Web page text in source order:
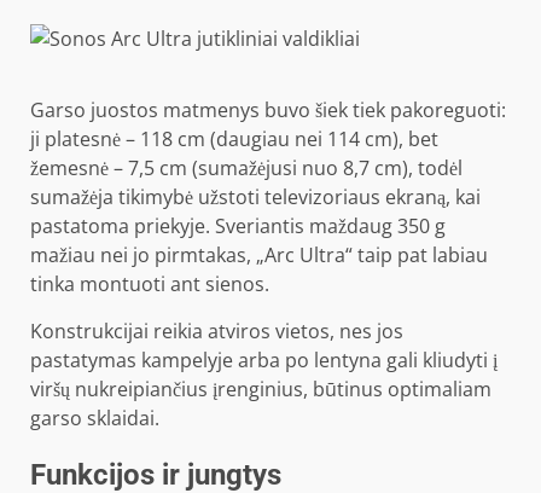
Garso juostos matmenys buvo šiek tiek pakoreguoti:
ji platesnė – 118 cm (daugiau nei 114 cm), bet
žemesnė – 7,5 cm (sumažėjusi nuo 8,7 cm), todėl
sumažėja tikimybė užstoti televizoriaus ekraną, kai
pastatoma priekyje. Sveriantis maždaug 350 g
mažiau nei jo pirmtakas, „Arc Ultra“ taip pat labiau
tinka montuoti ant sienos.
Konstrukcijai reikia atviros vietos, nes jos
pastatymas kampelyje arba po lentyna gali kliudyti į
viršų nukreipiančius įrenginius, būtinus optimaliam
garso sklaidai.
Funkcijos ir jungtys